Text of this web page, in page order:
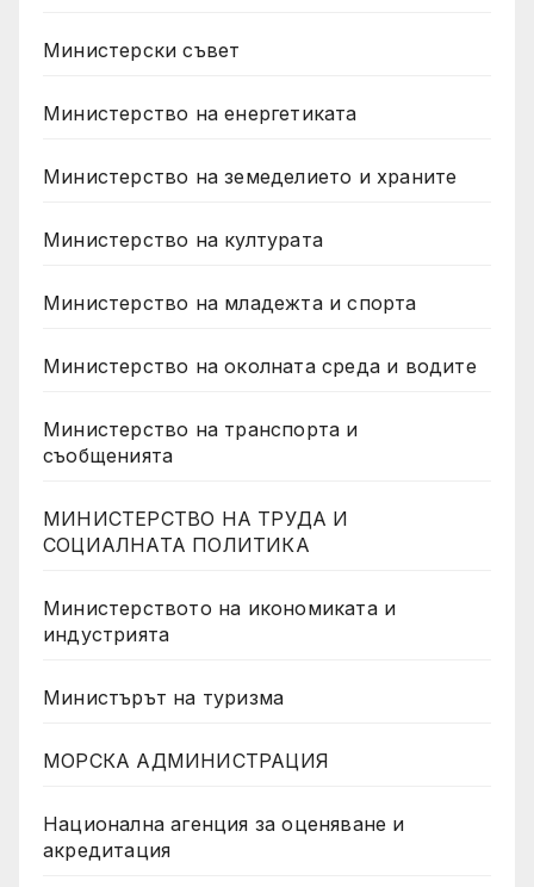
Министерски съвет
Министерство на енергетиката
Министерство на земеделието и храните
Министерство на културата
Министерство на младежта и спорта
Министерство на околната среда и водите
Министерство на транспорта и
съобщенията
МИНИСТЕРСТВО НА ТРУДА И
СОЦИАЛНАТА ПОЛИТИКА
Министерството на икономиката и
индустрията
Министърът на туризма
МОРСКА АДМИНИСТРАЦИЯ
Национална агенция за оценяване и
акредитация